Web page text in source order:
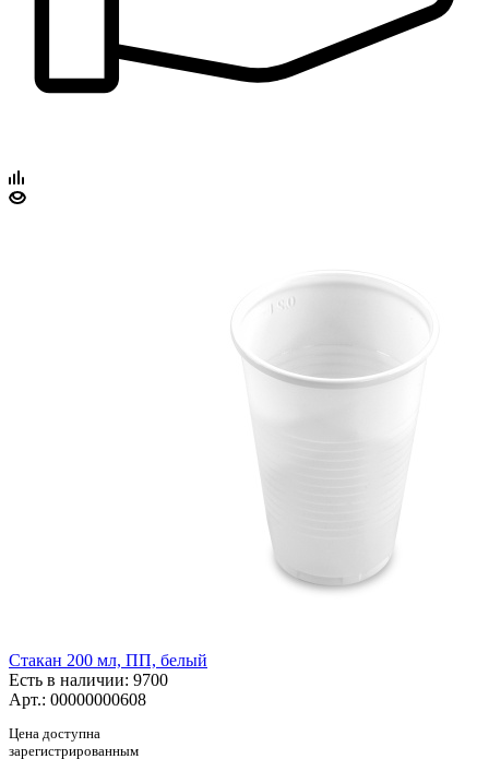
Стакан 200 мл, ПП, белый
Есть в наличии: 9700
Арт.: 00000000608
Цена доступна
зарегистрированным